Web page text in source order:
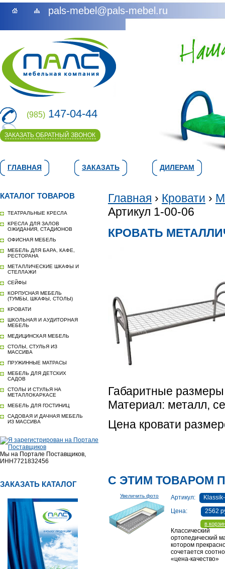
pals-mebel@pals-mebel.ru
(985) 147-04-44
ЗАКАЗАТЬ ОБРАТНЫЙ ЗВОНОК
ГЛАВНАЯ ЗАКАЗАТЬ ДИЛЕРАМ
КАТАЛОГ ТОВАРОВ
ТЕАТРАЛЬНЫЕ КРЕСЛА
КРЕСЛА ДЛЯ ЗАЛОВ
ОЖИДАНИЯ, СТАДИОНОВ
ОФИСНАЯ МЕБЕЛЬ
МЕБЕЛЬ ДЛЯ БАРА, КАФЕ,
РЕСТОРАНА
МЕТАЛЛИЧЕСКИЕ ШКАФЫ И
СТЕЛЛАЖИ
СЕЙФЫ
КОРПУСНАЯ МЕБЕЛЬ
(ТУМБЫ, ШКАФЫ, СТОЛЫ)
КРОВАТИ
ШКОЛЬНАЯ И АУДИТОРНАЯ
МЕБЕЛЬ
МЕДИЦИНСКАЯ МЕБЕЛЬ
СТОЛЫ, СТУЛЬЯ ИЗ
МАССИВА
ПРУЖИННЫЕ МАТРАСЫ
МЕБЕЛЬ ДЛЯ ДЕТСКИХ
САДОВ
СТОЛЫ И СТУЛЬЯ НА
МЕТАЛЛОКАРКАСЕ
МЕБЕЛЬ ДЛЯ ГОСТИНИЦ
САДОВАЯ И ДАЧНАЯ МЕБЕЛЬ
ИЗ МАССИВА
Мы на Портале Поставщиков,
ИНН7721832456
ЗАКАЗАТЬ КАТАЛОГ
Главная › Кровати ›
Артикул 1-00-06
КРОВАТЬ
Габаритные
Материал: металл,
Цена кровати
С ЭТИМ ТОВАРОМ
Увеличить фото Артикул:
Цена:
2562
в
Классический
ортопедический
котором
сочетается
«цена-качество»